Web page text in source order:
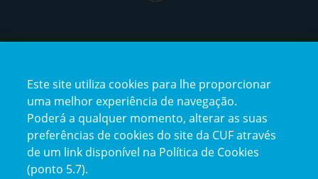
certification2certification3
Este site utiliza cookies para lhe proporcionar
uma melhor experiência de navegação.
Poderá a qualquer momento, alterar as suas
preferências de cookies do site da CUF através
de um link disponível na Política de Cookies
(ponto 5.7).